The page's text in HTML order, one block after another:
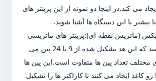
می کند.در اینجا دو نمونه از این پرینتر های
بیشتر با این دستگاه ها آشنا شوید.
(ماتریس نقطه ای):پرینتر های ماتریسی
دارای یک هد می باشند که این هد تشکیل شده از 9 تا 24 پین می
مختلف تعداد پین ها متفاوت است.این پین ها
کاغذ ایجاد می کنند تا کاراکتر ها را تشکیل